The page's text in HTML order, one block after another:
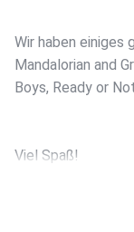
Wir haben einiges
Mandalorian and
Boys, Ready or
Viel Spaß!